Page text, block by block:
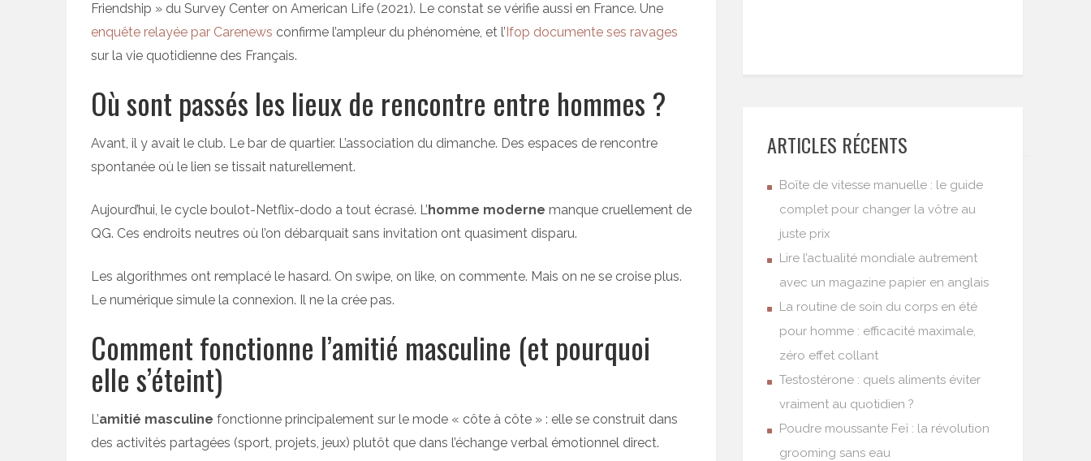
Friendship » du Survey Center on American Life (2021). Le constat se vérifie aussi en France. Une
enquête relayée par Carenews confirme l’ampleur du phénomène, et l’Ifop documente ses ravages
sur la vie quotidienne des Français.
Où sont passés les lieux de rencontre entre hommes ?
Avant, il y avait le club. Le bar de quartier. L’association du dimanche. Des espaces de rencontre
spontanée où le lien se tissait naturellement.
Aujourd’hui, le cycle boulot-Netflix-dodo a tout écrasé. L’homme moderne manque cruellement de
QG. Ces endroits neutres où l’on débarquait sans invitation ont quasiment disparu.
Les algorithmes ont remplacé le hasard. On swipe, on like, on commente. Mais on ne se croise plus.
Le numérique simule la connexion. Il ne la crée pas.
Comment fonctionne l’amitié masculine (et pourquoi
elle s’éteint)
L’amitié masculine fonctionne principalement sur le mode « côte à côte » : elle se construit dans
des activités partagées (sport, projets, jeux) plutôt que dans l’échange verbal émotionnel direct.
ARTICLES RÉCENTS
Boîte de vitesse manuelle : le guide
complet pour changer la vôtre au
juste prix
Lire l’actualité mondiale autrement
avec un magazine papier en anglais
La routine de soin du corps en été
pour homme : efficacité maximale,
zéro effet collant
Testostérone : quels aliments éviter
vraiment au quotidien ?
Poudre moussante Feï : la révolution
grooming sans eau